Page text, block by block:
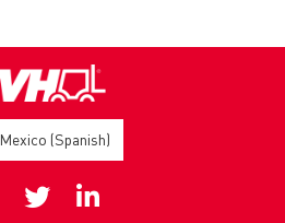
Mexico (Spanish)